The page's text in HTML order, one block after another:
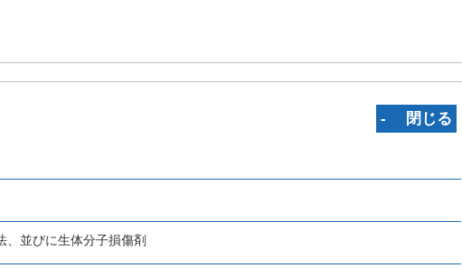
‐ 閉じる
、並びに生体分子損傷剤